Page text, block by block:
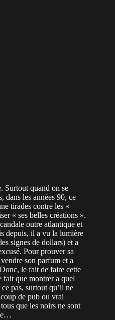
Surtout quand on se
dans les années 90, ce
tirades contre les «
« ses belles créations ».
outre atlantique et
depuis, il a vu la lumière
signes de dollars) et a
Pour prouver sa
son parfum et a
le fait de faire cette
que montrer a quel
pas, surtout qu’il ne
de pub ou vrai
que les noirs ne sont